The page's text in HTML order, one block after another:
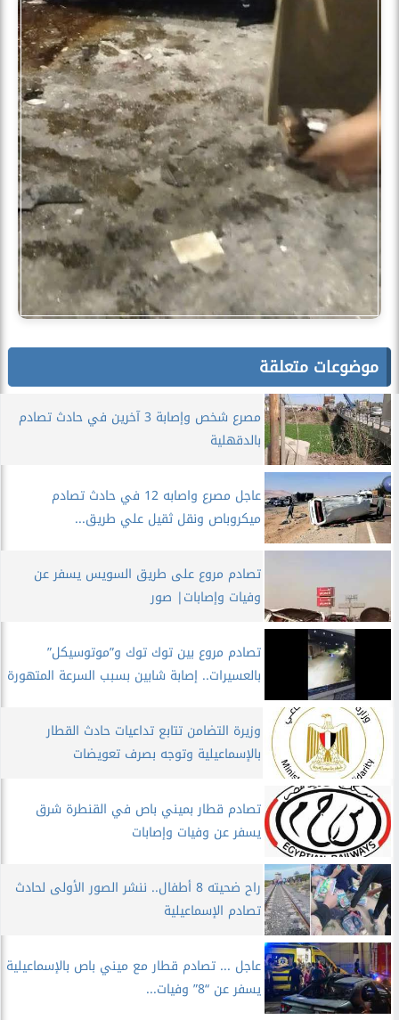
موضوعات متعلقة
مصرع شخص وإصابة 3 آخرين في حادث تصادم
بالدقهلية
عاجل مصرع واصابه 12 في حادث تصادم
ميكروباص ونقل ثقيل علي طريق...
تصادم مروع على طريق السويس يسفر عن
وفيات وإصابات| صور
تصادم مروع بين توك توك و”موتوسيكل”
بالعسيرات.. إصابة شابين بسبب السرعة المتهورة
وزيرة التضامن تتابع تداعيات حادث القطار
بالإسماعيلية وتوجه بصرف تعويضات
تصادم قطار بميني باص في القنطرة شرق
يسفر عن وفيات وإصابات
راح ضحيته 8 أطفال.. ننشر الصور الأولى لحادث
تصادم الإسماعيلية
عاجل ... تصادم قطار مع ميني باص بالإسماعيلية
يسفر عن “8” وفيات...